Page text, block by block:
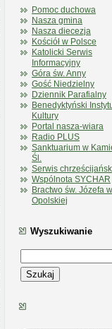
Pomoc duchowa
Nasza gmina
Nasza diecezja
Kościół w Polsce
Katolicki Serwis
Informacyjny
Góra św. Anny
Gość Niedzielny
Dziennik Parafialny
Benedyktyński
Kultury
Portal nasza-wiara
Radio PLUS
Sanktuarium w
Śl.
Serwis
Wspólnota SYCHAR
Bractwo św. Józefa
Opolskiej
Wyszukiwanie
Szukaj